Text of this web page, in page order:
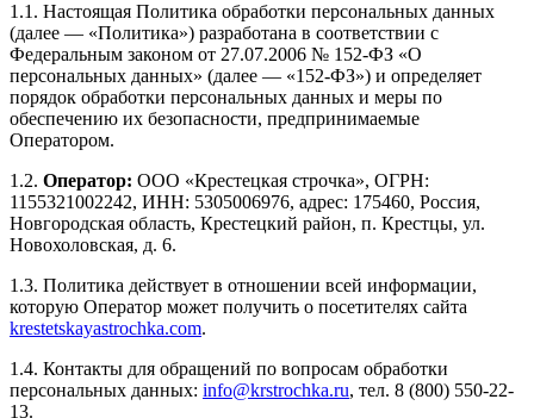
1.1. Настоящая Политика обработки персональных данных
(далее — «Политика») разработана в соответствии с
Федеральным законом от 27.07.2006 № 152-ФЗ «О
персональных данных» (далее — «152-ФЗ») и определяет
порядок обработки персональных данных и меры по
обеспечению их безопасности, предпринимаемые
Оператором.
1.2. Оператор: ООО «Крестецкая строчка», ОГРН:
1155321002242, ИНН: 5305006976, адрес: 175460, Россия,
Новгородская область, Крестецкий район, п. Крестцы, ул.
Новохоловская, д. 6.
1.3. Политика действует в отношении всей информации,
которую Оператор может получить о посетителях сайта
krestetskayastrochka.com.
1.4. Контакты для обращений по вопросам обработки
персональных данных: info@krstrochka.ru, тел. 8 (800) 550-22-
13.